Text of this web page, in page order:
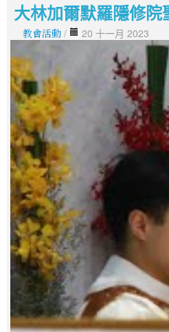
大林加爾默羅隱修院
教會活動 / 20 十一月 2023